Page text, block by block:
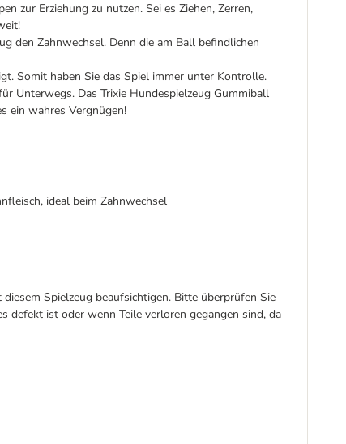
zur Erziehung zu nutzen. Sei es Ziehen, Zerren,
den Zahnwechsel. Denn die am Ball befindlichen
Somit haben Sie das Spiel immer unter Kontrolle.
Unterwegs. Das Trixie Hundespielzeug Gummiball
ein wahres Vergnügen!
ideal beim Zahnwechsel
Spielzeug beaufsichtigen. Bitte überprüfen Sie
defekt ist oder wenn Teile verloren gegangen sind, da